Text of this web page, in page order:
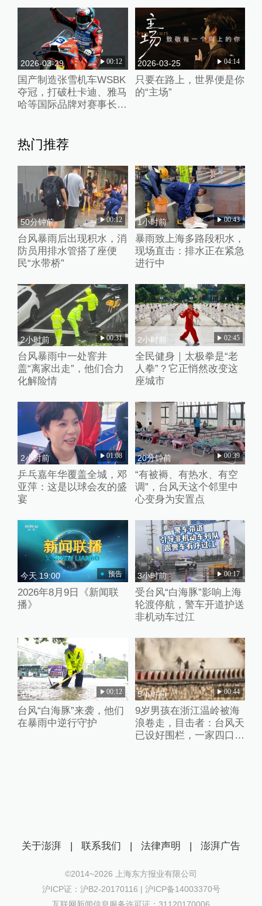
2026-03-29 00:12
国产制造张雪机车WSBK
夺冠，打破杜卡迪、雅马
哈等国际品牌对赛事长期
2026-03-25 04:14
只要在路上，世界便是你
的“主场”
热门推荐
50分钟前 00:12
台风暴雨后出现积水，消
防员用排水管搭了座便
民“水带桥”
1小时前 00:43
暴雨致上海多路段积水，
现场直击：排水正在紧急
进行中
2小时前 00:31
台风暴雨中一处窨井
盖“离家出走”，他们合力
化解险情
2小时前 02:45
全民健身｜太极拳是“老
人拳”？它正悄然改变这
座城市
2小时前 01:08
乒乓嘉年华覆盖全城，邓
亚萍：这是以球会友的盛
宴
20分钟前 00:39
“有被褥、有热水、有空
调”，台风天这个邻里中
心变身为安置点
今天 19:00 预告
2026年8月9日《新闻联
播》
3小时前 00:17
受台风“白海豚”影响上海
轮渡停航，警车开道护送
非机动车过江
4小时前 00:12
台风“白海豚”来袭，他们
在暴雨中逆行守护
5小时前 00:44
9岁男孩在浙江温岭被海
浪卷走，目击者：台风天
已设好围栏，一家四口翻
关于澎湃 | 联系我们 | 法律声明 | 澎湃广告
©2014~2026 上海东方报业有限公司
沪ICP证：沪B2-20170116 | 沪ICP备14003370号
互联网新闻信息服务许可证：31120170006